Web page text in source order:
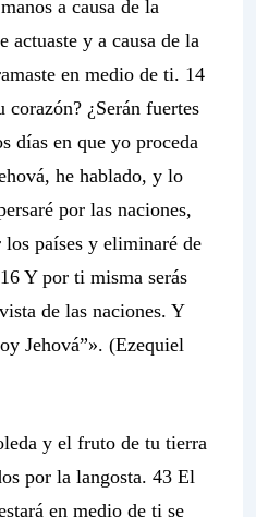
a causa de la
actuaste y a causa de la
en medio de ti. 14
corazón? ¿Serán fuertes
días en que yo proceda
he hablado, y lo
por las naciones,
los países y eliminaré de
Y por ti misma serás
de las naciones. Y
Jehová”». (Ezequiel
y el fruto de tu tierra
por la langosta. 43 El
en medio de ti se